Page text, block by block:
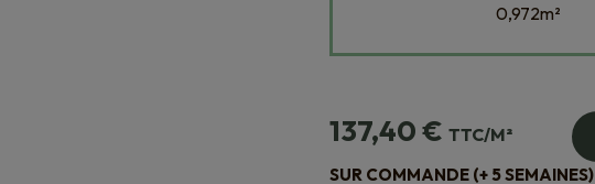
0,972m²
137,40€ TTC/M²
SUR COMMANDE (+ 5 SEMAINES)